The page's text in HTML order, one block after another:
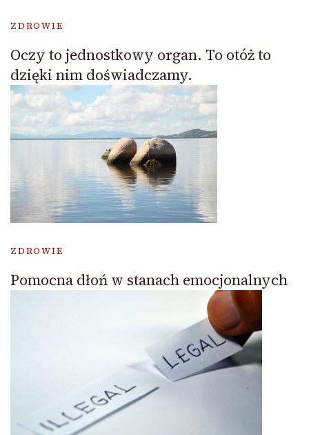
ZDROWIE
Oczy to jednostkowy organ. To otóż to
dzięki nim doświadczamy.
ZDROWIE
Pomocna dłoń w stanach emocjonalnych